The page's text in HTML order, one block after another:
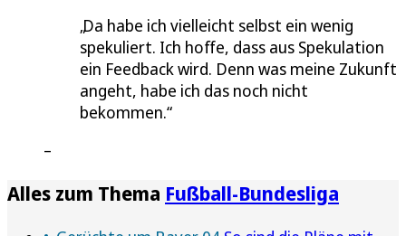
Da habe ich vielleicht selbst ein wenig
spekuliert. Ich hoffe, dass aus Spekulation
ein Feedback wird. Denn was meine Zukunft
angeht, habe ich das noch nicht
bekommen.
Alles zum Thema Fußball-Bundesliga